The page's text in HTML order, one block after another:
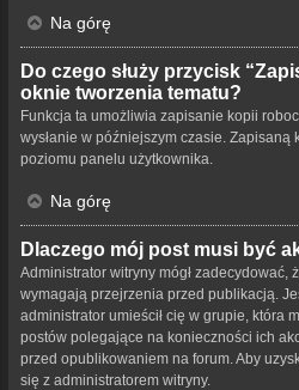
Na górę
Do czego służy przycisk
oknie tworzenia tematu?
Funkcja ta umożliwia zapisanie kopii
wysłanie w późniejszym czasie. Zapisaną
poziomu panelu użytkownika.
Na górę
Dlaczego mój post musi być
Administrator witryny mógł zadecydować,
wymagają przejrzenia przed publikacją.
administrator umieścił cię w grupie, która
postów polegające na konieczności ich
przed opublikowaniem na forum. Aby
się z administratorem witryny.